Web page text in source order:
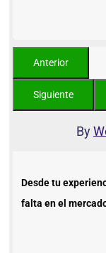
By
Desde tu
falta en el